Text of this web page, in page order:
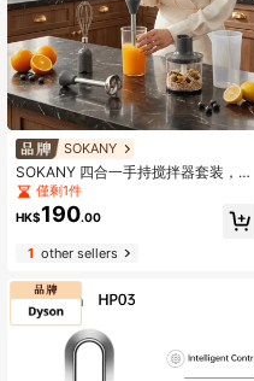
SOKANY
SOKANY 四合一手持搅拌器套装，包
含多功能搅拌棒、打蛋器、切碎器和
量杯，适用于食品加工和婴儿辅食搅
拌。
僅剩1件
HK$190.00
1other sellers